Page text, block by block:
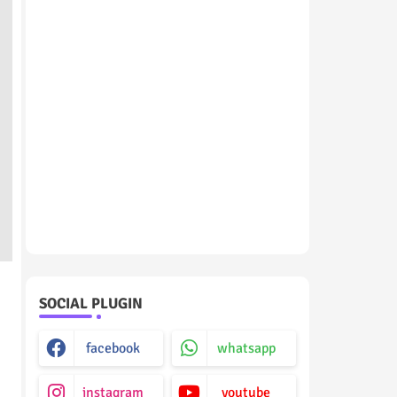
SOCIAL PLUGIN
facebook whatsapp
instagram youtube